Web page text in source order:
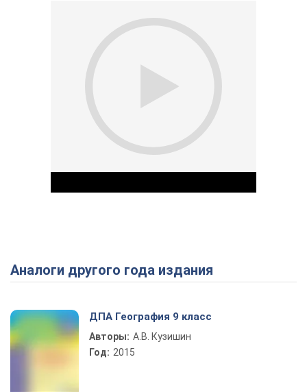
Play Video
Аналоги другого года издания
ДПА География 9 класс
Авторы: А.В. Кузишин
Год: 2015